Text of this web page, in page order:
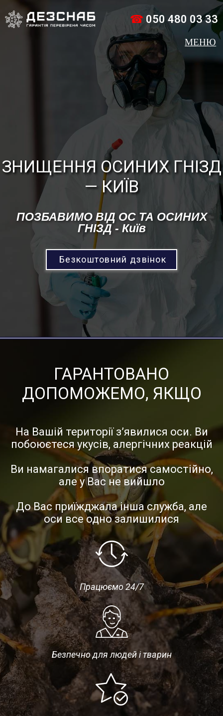
☎ 050 480 03 33
ЗНИЩЕННЯ ОСИНИХ ГНІЗД
— КИЇВ
ПОЗБАВИМО ВІД ОС ТА ОСИНИХ
ГНІЗД - Київ
Безкоштовний дзвінок
ГАРАНТОВАНО
ДОПОМОЖЕМО, ЯКЩО
На Вашій території з’явилися оси. Ви
побоюєтеся укусів, алергічних реакцій
Ви намагалися впоратися самостійно,
але у Вас не вийшло
До Вас приїжджала інша служба, але
оси все одно залишилися
Працюємо 24/7
Безпечно для людей і тварин